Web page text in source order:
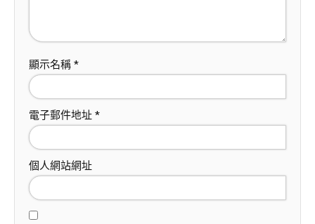
顯示名稱 *
電子郵件地址 *
個人網站網址